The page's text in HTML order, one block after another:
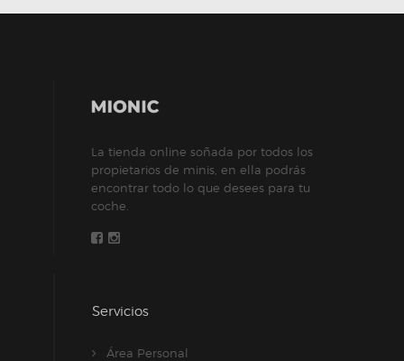
La tienda online soñada por todos los
propietarios de minis, en ella podrás
encontrar todo lo que desees para tu
coche.
Servicios
Área Personal